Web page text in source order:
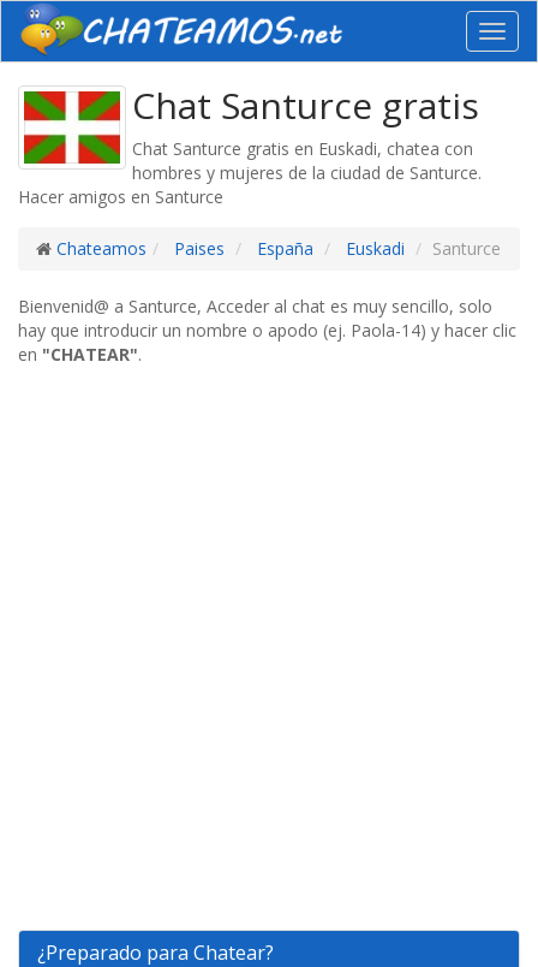
Chat Santurce gratis
Chat Santurce gratis en Euskadi, chatea con
hombres y mujeres de la ciudad de Santurce.
Hacer amigos en Santurce
Chateamos Paises España Euskadi Santurce
Bienvenid@ a Santurce, Acceder al chat es muy sencillo, solo
hay que introducir un nombre o apodo (ej. Paola-14) y hacer clic
en "CHATEAR".
¿Preparado para Chatear?